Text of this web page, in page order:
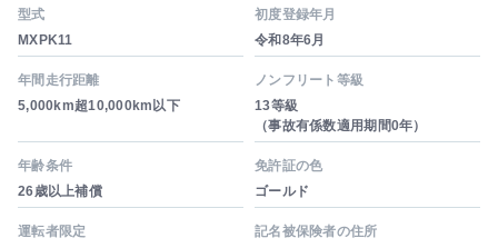
型式
MXPK11
初度登録年月
令和8年6月
年間走行距離
5,000km超10,000km以下
ノンフリート等級
13等級
（事故有係数適用期間0年）
年齢条件
26歳以上補償
免許証の色
ゴールド
運転者限定
記名被保険者の住所